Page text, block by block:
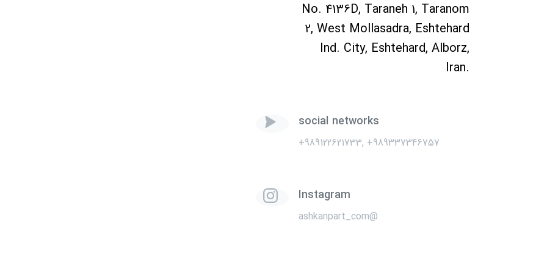
No. 4136D, Taraneh 1, Taranom
2, West Mollasadra, Eshtehard
Ind. City, Eshtehard, Alborz,
Iran.
social networks
+989122621733, +989337346757
Instagram
ashkanpart_com@